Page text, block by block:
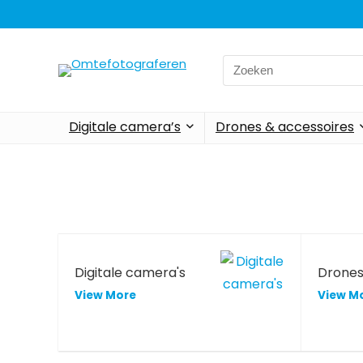
Digitale camera’s Drones & accessoires
Digitale camera's
View More
Drones
View